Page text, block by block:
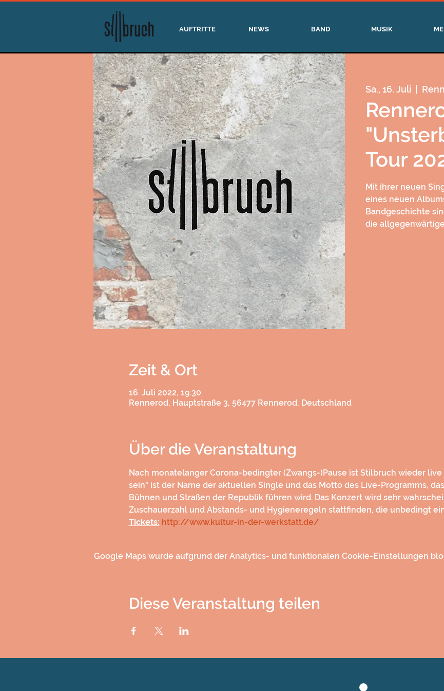
AUFTRITTE NEWS BAND MUSIK
Sa., 16. Juli
Tour
Mit ihrer neuen
eines neuen
Bandgeschichte
die
Zeit & Ort
16. Juli 2022, 19:30
Rennerod, Hauptstraße 3, 56477 Rennerod, Deutschland
Über die Veranstaltung
Nach monatelanger Corona-bedingter (Zwangs-)Pause ist Stilbruch wieder
sein" ist der Name der aktuellen Single und das Motto des Live-Programms,
Bühnen und Straßen der Republik führen wird. Das Konzert wird sehr
Zuschauerzahl und Abstands- und Hygieneregeln stattfinden, die unbedingt
Tickets: http://www.kultur-in-der-werkstatt.de/
Google Maps wurde aufgrund der Analytics- und funktionalen Cookie-Einstellungen
Diese Veranstaltung teilen